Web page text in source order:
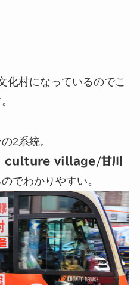
化村になっているのでこ
2系統。
culture village/甘川
でわかりやすい。